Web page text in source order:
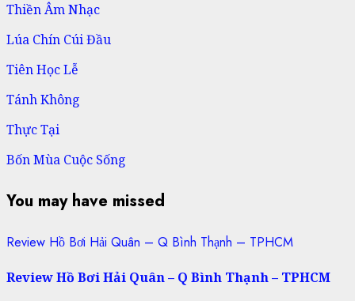
Thiền Âm Nhạc
Lúa Chín Cúi Đầu
Tiên Học Lễ
Tánh Không
Thực Tại
Bốn Mùa Cuộc Sống
You may have missed
Review Hồ Bơi Hải Quân – Q Bình Thạnh – TPHCM
Review Hồ Bơi Hải Quân – Q Bình Thạnh – TPHCM